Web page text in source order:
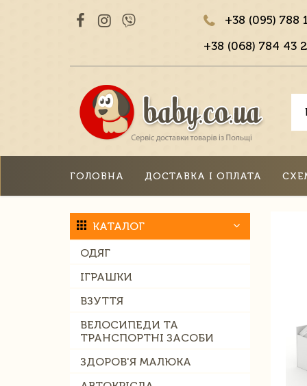
+38 (095) 788
+38 (068) 784 43
ГОЛОВНА ДОСТАВКА І ОПЛАТА
КАТАЛОГ
ОДЯГ
ІГРАШКИ
ВЗУТТЯ
ВЕЛОСИПЕДИ ТА
ТРАНСПОРТНІ ЗАСОБИ
ЗДОРОВ'Я МАЛЮКА